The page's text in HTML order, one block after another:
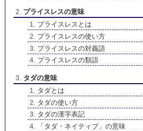
プライスレスの意味
プライスレスとは
プライスレスの使い方
プライスレスの対義語
プライスレスの類語
タダの意味
タダとは
タダの使い方
タダの漢字表記
「タダ・ネイティブ」の意味